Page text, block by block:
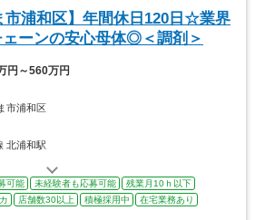
市浦和区】年間休日120日☆業界
ェーンの安心母体◎＜調剤＞
円～560万円
市浦和区
北浦和駅
可能 未経験者も応募可能
残業月10ｈ以下
店舗数30以上 積極採用中
在宅業務あり